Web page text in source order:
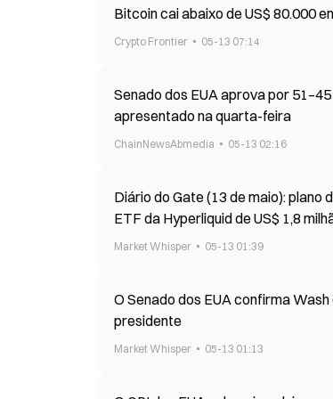
Bitcoin cai abaixo de US$ 80.000
Crypto Frontier 05-13 07:14
Senado dos EUA aprova por
apresentado na quarta-feira
ChainNewsAbmedia 05-13 02:16
Diário do Gate (13 de maio):
ETF da Hyperliquid de US$ 1,8
Market Whisper 05-13 01:39
O Senado dos EUA confirma
presidente
Market Whisper 05-13 01:13